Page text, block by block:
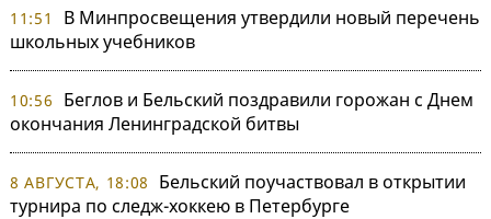
11:51
В Минпросвещения утвердили новый перечень
школьных учебников
10:56
Беглов и Бельский поздравили горожан с Днем
окончания Ленинградской битвы
8 АВГУСТА, 18:08
Бельский поучаствовал в открытии
турнира по следж-хоккею в Петербурге